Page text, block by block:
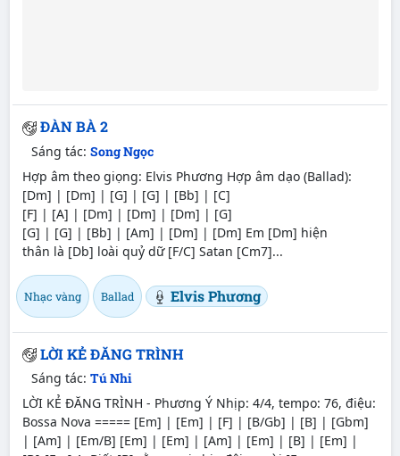
ĐÀN BÀ 2
Sáng tác: Song Ngọc
Hợp âm theo giọng: Elvis Phương Hợp âm dạo (Ballad):
[Dm] | [Dm] | [G] | [G] | [Bb] | [C]
[F] | [A] | [Dm] | [Dm] | [Dm] | [G]
[G] | [G] | [Bb] | [Am] | [Dm] | [Dm] Em [Dm] hiện
thân là [Db] loài quỷ dữ [F/C] Satan [Cm7]...
Nhạc vàng Ballad Elvis Phương
LỜI KẺ ĐĂNG TRÌNH
Sáng tác: Tú Nhi
LỜI KẺ ĐĂNG TRÌNH - Phương Ý Nhịp: 4/4, tempo: 76, điệu:
Bossa Nova ===== [Em] | [Em] | [F] | [B/Gb] | [B] | [Gbm]
| [Am] | [Em/B] [Em] | [Em] | [Am] | [Em] | [B] | [Em] |